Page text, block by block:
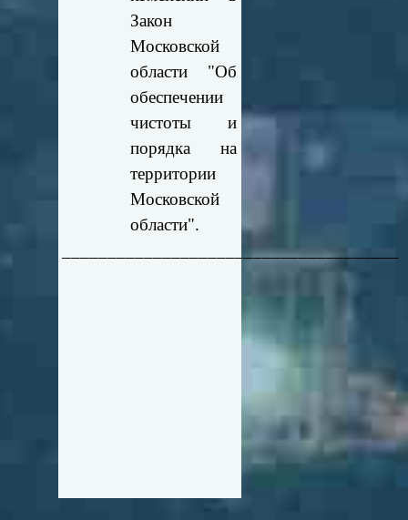
Закон
Московской
области "Об
обеспечении
чистоты и
порядка на
территории
Московской
области".
_____________________________________